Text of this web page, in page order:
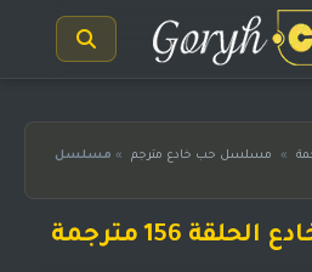
» مسلسل حب خادع مترجم » مسلسل
156 مترجمة